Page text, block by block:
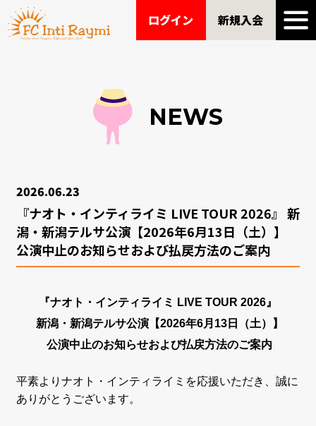
ログイン 新規入会
NEWS
2026.06.23
『ナオト・インティライミ LIVE TOUR 2026』 新
潟・新潟テルサ公演【2026年6月13日（土）】
公演中止のお知らせおよび払戻方法のご案内
『ナオト・インティライミ LIVE TOUR 2026』
新潟・新潟テルサ公演【2026年6月13日（土）】
公演中止のお知らせおよび払戻方法のご案内
平素よりナオト・インティライミを応援いただき、誠に
ありがとうございます。